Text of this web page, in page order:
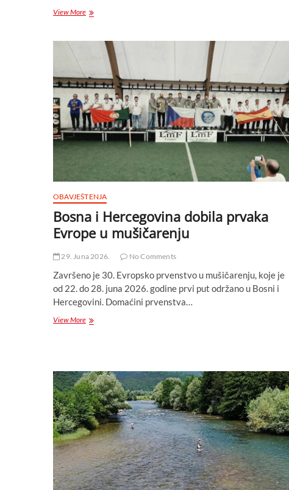
View MoreZapočela
BiH
ribe
udicom
sa
hranilicom
–
Feeder
2026
OBAVJEŠTENJA
Bosna i Hercegovina dobila prvaka
Evrope u mušičarenju
29. Juna 2026. No Comments
Završeno je 30. Evropsko prvenstvo u mušičarenju, koje je
od 22. do 28. juna 2026. godine prvi put održano u Bosni i
Hercegovini. Domaćini prvenstva…
View MoreBosna
Evrope
u
mušičarenju